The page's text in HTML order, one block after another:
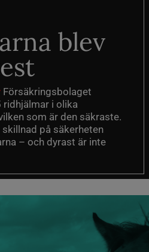
blev
Försäkringsbolaget
ridhjälmar i olika
som är den säkraste.
på säkerheten
– och dyrast är inte